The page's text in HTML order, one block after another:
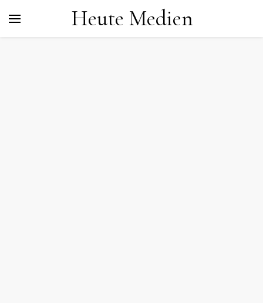
Heute Medien